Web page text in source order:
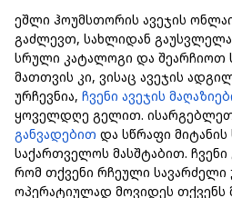
ეშლი ჰოუმსთორის ავეჯის
გაძლევთ, სახლიდან
სრული კატალოგი და შეარჩიოთ
მათთვის კი, ვისაც ავეჯის
ურჩევნია, ჩვენი ავეჯის
ყოველდღე გელით.
განვადებით და სწრაფი
საქართველოს მასშტაბით.
რომ თქვენი რჩეული
ოპერატიულად მოვიდეს თქვენს